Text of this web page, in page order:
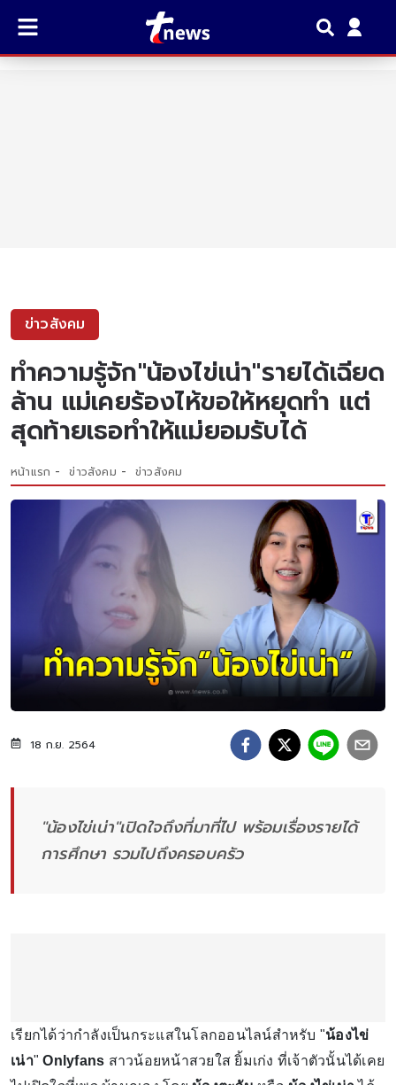
ข่าวสังคม
ทำความรู้จัก"น้องไข่เน่า"รายได้เฉียด
ล้าน แม่เคยร้องไห้ขอให้หยุดทำ แต่
สุดท้ายเธอทำให้แม่ยอมรับได้
หน้าแรก ข่าวสังคม ข่าวสังคม
18 ก.ย. 2564
"น้องไข่เน่า"เปิดใจถึงที่มาที่ไป พร้อมเรื่องรายได้
การศึกษา รวมไปถึงครอบครัว
เรียกได้ว่ากำลังเป็นกระแสในโลกออนไลน์สำหรับ "น้องไข่
เน่า" Onlyfans สาวน้อยหน้าสวยใส ยิ้มเก่ง ที่เจ้าตัวนั้นได้เคย